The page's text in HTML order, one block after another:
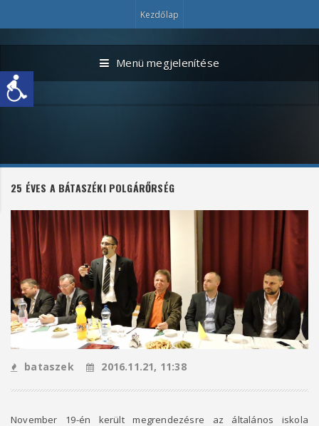
Kezdőlap
Menü megjelenítése
25 ÉVES A BÁTASZÉKI POLGÁRŐRSÉG
bataszek 2016.11.21, 11:38
November 19-én került megrendezésre az általános iskola